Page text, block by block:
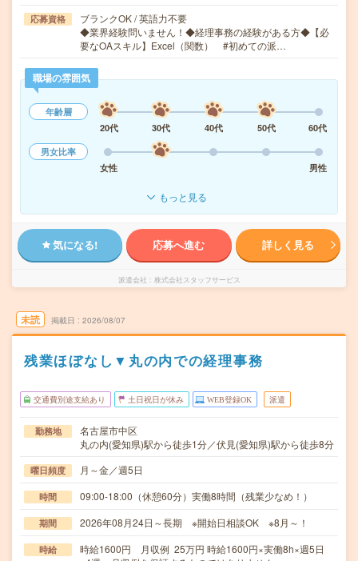
応募資格
ブランクOK / 英語力不要
◆業界経験問いません！◆経理事務の経験がある方◆【必
要なOAスキル】Excel（関数） #初めての派…
職場の雰囲気
年齢層
20代
30代 40代 50代
60代
男女比率
女性
男性
もっと見る
気になる! 応募へ進む 詳しく見る
派遣会社 株式会社スタッフサービス
未読 掲載日 2026/08/07
残業ほぼなし▼丸の内での経理事務
交通費別途支給あり 土日祝日が休み WEB登録OK 派遣
勤務地
名古屋市中区
丸の内(愛知県)駅から徒歩1分／伏見(愛知県)駅から徒歩8分
曜日頻度 月～金／週5日
時間 09:00-18:00（休憩60分）実働8時間（残業少なめ！）
期間 2026年08月24日～長期 ※開始日相談OK ※8月～！
時給
時給1600円 月収例 25万円 時給1600円×実働8h×週5日